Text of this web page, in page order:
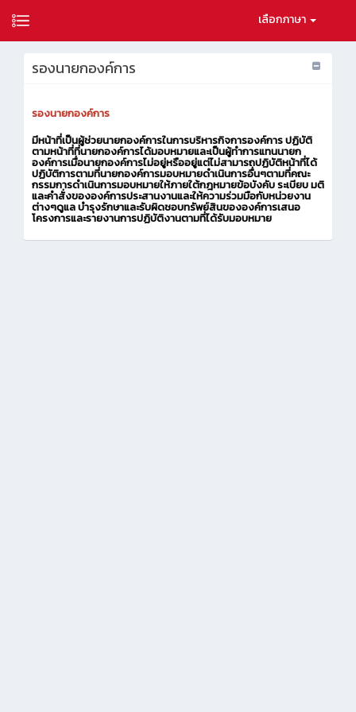
เลือกภาษา
รองนายกองค์การ
รองนายกองค์การ
มีหน้าที่เป็นผู้ช่วยนายกองค์การในการบริหารกิจการองค์การ ปฏิบัติ
ตามหน้าที่ที่นายกองค์การได้มอบหมายและเป็นผู้ทำการแทนนายก
องค์การเมื่อนายกองค์การไม่อยู่หรืออยู่แต่ไม่สามารถปฏิบัติหน้าที่ได้
ปฏิบัติการตามที่นายกองค์การมอบหมายดำเนินการอื่นๆตามที่คณะ
กรรมการดำเนินการมอบหมายให้ภายใต้กฎหมายข้อบังคับ ระเบียบ มติ
และคำสั่งขององค์การประสานงานและให้ความร่วมมือกับหน่วยงาน
ต่างๆดูแล บำรุงรักษาและรับผิดชอบทรัพย์สินขององค์การเสนอ
โครงการและรายงานการปฏิบัติงานตามที่ได้รับมอบหมาย